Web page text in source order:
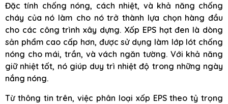
Đặc tính chống nóng, cách nhiệt, và khả năng chống
cháy của nó làm cho nó trở thành lựa chọn hàng đầu
cho các công trình xây dựng. Xốp EPS hạt đen là dòng
sản phẩm cao cấp hơn, được sử dụng làm lớp lót chống
nóng cho mái, trần, và vách ngăn tường. Với khả năng
giữ nhiệt tốt, nó giúp duy trì nhiệt độ trong những ngày
nắng nóng.
Từ thông tin trên, việc phân loại xốp EPS theo tỷ trọng